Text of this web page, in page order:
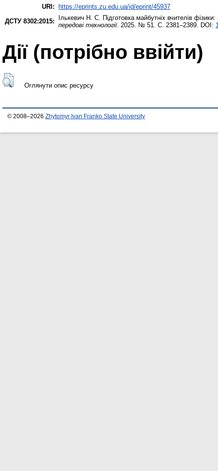
URI:
https://eprints.zu.edu.ua/id/eprint/45937
ДСТУ 8302:2015:
Ількевич Н. С. Підготовка майбутніх вчителів
передові технології. 2025. № 51. С. 2381–2389. DOI:
Дії ​​(потрібно ввійти)
Оглянути опис ресурсу
© 2008–2026 Zhytomyr Ivan Franko State University